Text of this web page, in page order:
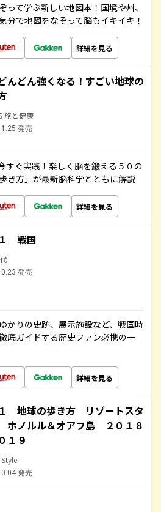
って学ぶ新しい地図本！国境や州、
分で地図をなぞって脳もイキイキ！
詳細を見る
んどん強くなる！すごい地球の
旅と健康
発売
すぐ実践！楽しく脳を鍛える５０の
き方」が最新脳科学とともに解説
詳細を見る
戦国
発売
かりの史跡、展示施設など、戦国時
底ガイドする歴史ファン必携の一
詳細を見る
地球の歩き方 リゾートスタ
ノルル＆オアフ島 ２０１８
１９
発売